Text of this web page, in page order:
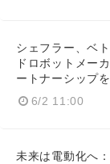
シェフラー、ベ
ドロボットメー
ートナーシップ
6/2 11:00
未来は電動化へ